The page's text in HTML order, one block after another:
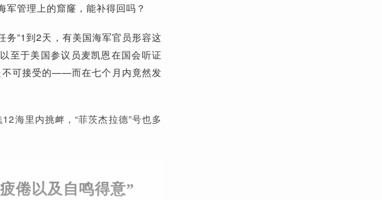
管理上的窟窿，能补得回吗？
务”1到2天，有美国海军官员形容这
至于美国参议员麦凯恩在国会听证
不可接受的——而在七个月内竟然发
海里内挑衅，“菲茨杰拉德”号也多
倦以及自鸣得意”